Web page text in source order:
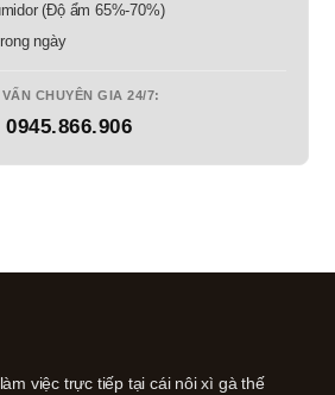
(Độ ẩm 65%-70%)
ngày
CHUYÊN GIA 24/7:
0945.866.906
việc trực tiếp tại cái nôi xì gà thế